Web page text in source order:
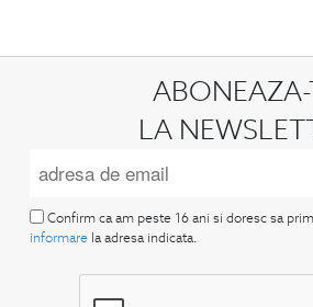
ABONEAZA-
LA
Confirm ca am peste 16 ani si doresc sa
informare la adresa indicata.